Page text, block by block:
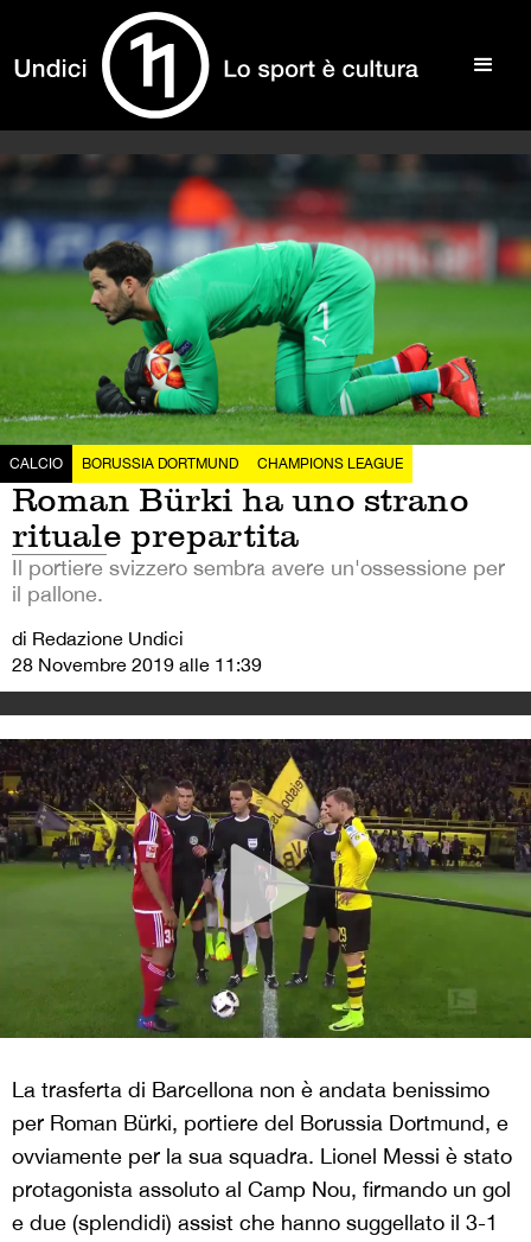
CALCIO BORUSSIA DORTMUND CHAMPIONS LEAGUE
Roman Bürki ha uno strano
rituale prepartita
Il portiere svizzero sembra avere un'ossessione per
il pallone.
di Redazione Undici
28 Novembre 2019 alle 11:39
La trasferta di Barcellona non è andata benissimo
per Roman Bürki, portiere del Borussia Dortmund, e
ovviamente per la sua squadra. Lionel Messi è stato
protagonista assoluto al Camp Nou, firmando un gol
e due (splendidi) assist che hanno suggellato il 3-1